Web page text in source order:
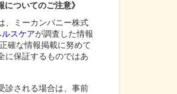
についてのご注意》
、ミーカンパニー株式
スケアが調査した情報
確な情報掲載に努めて
に保証するものではあ
診される場合は、事前